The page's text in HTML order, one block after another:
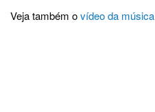
Veja também ovídeo da música